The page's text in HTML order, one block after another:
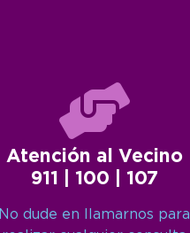
Atención al Vecino
911 | 100 | 107
No dude en llamarnos para